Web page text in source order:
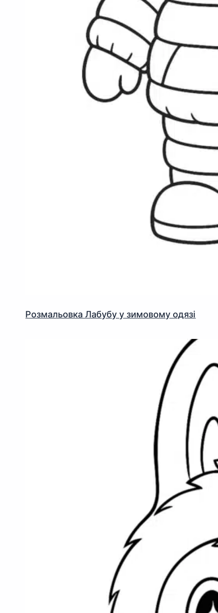
Розмальовка Лабубу у зимовому одязі